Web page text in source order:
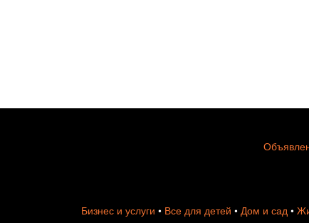
Бизнес и услуги • Все для детей • Дом и сад •